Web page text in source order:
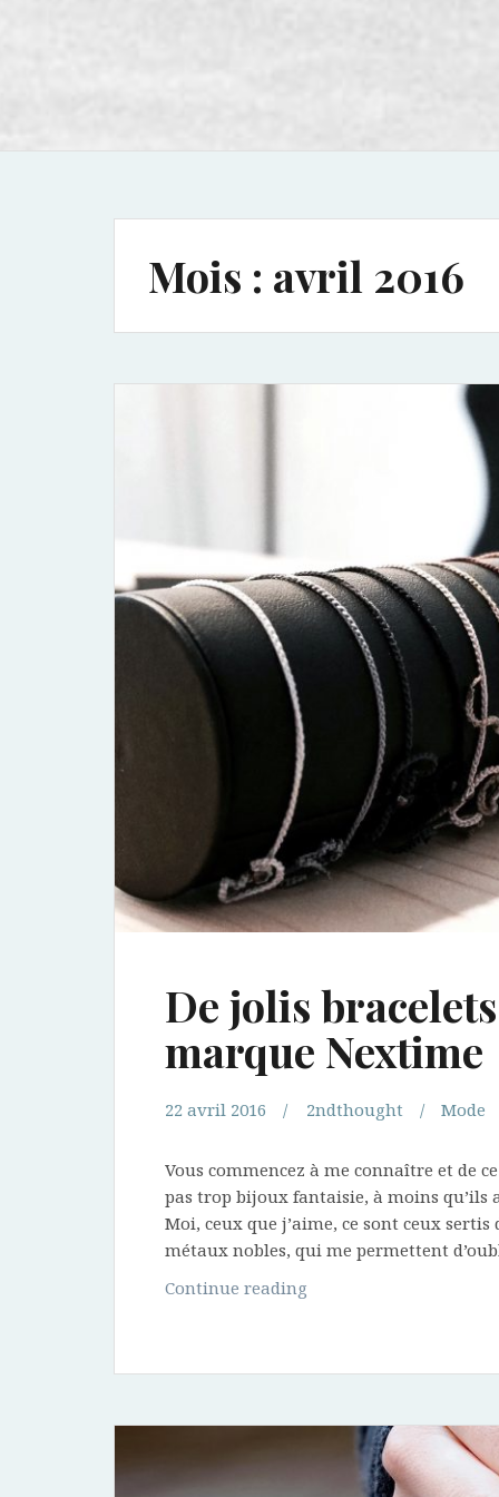
Mois : avril 2016
De jolis
marque Nextime
22 avril 2016 2ndthought Mode
Vous commencez à me connaître et de
pas trop bijoux fantaisie, à moins
Moi, ceux que j’aime, ce sont ceux
métaux nobles, qui me permettent
Continue reading
marque